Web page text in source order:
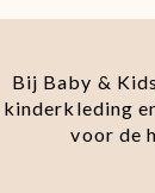
Bij Baby &
kinderkleding
voor de